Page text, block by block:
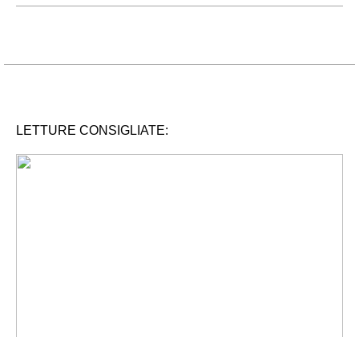
LETTURE CONSIGLIATE: